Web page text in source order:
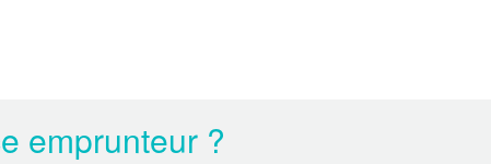
emprunteur ?